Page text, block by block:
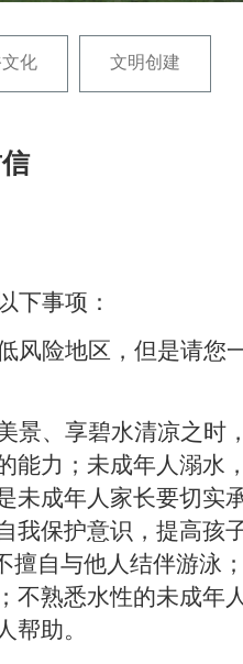
文化 文明创建
下事项：
风险地区，但是请您
景、享碧水清凉之时
能力；未成年人溺水
未成年人家长要切实
我保护意识，提高孩
擅自与他人结伴游泳
不熟悉水性的未成年
助。